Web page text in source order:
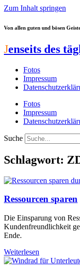
Zum Inhalt springen
Von allen guten und bösen
Jenseits des
Fotos
Impressum
Fotos
Impressum
Suche
Schlagwort:
Ressourcen sparen
Die Einsparung von
Kundenfreundlichkeit
Ende.
Weiterlesen